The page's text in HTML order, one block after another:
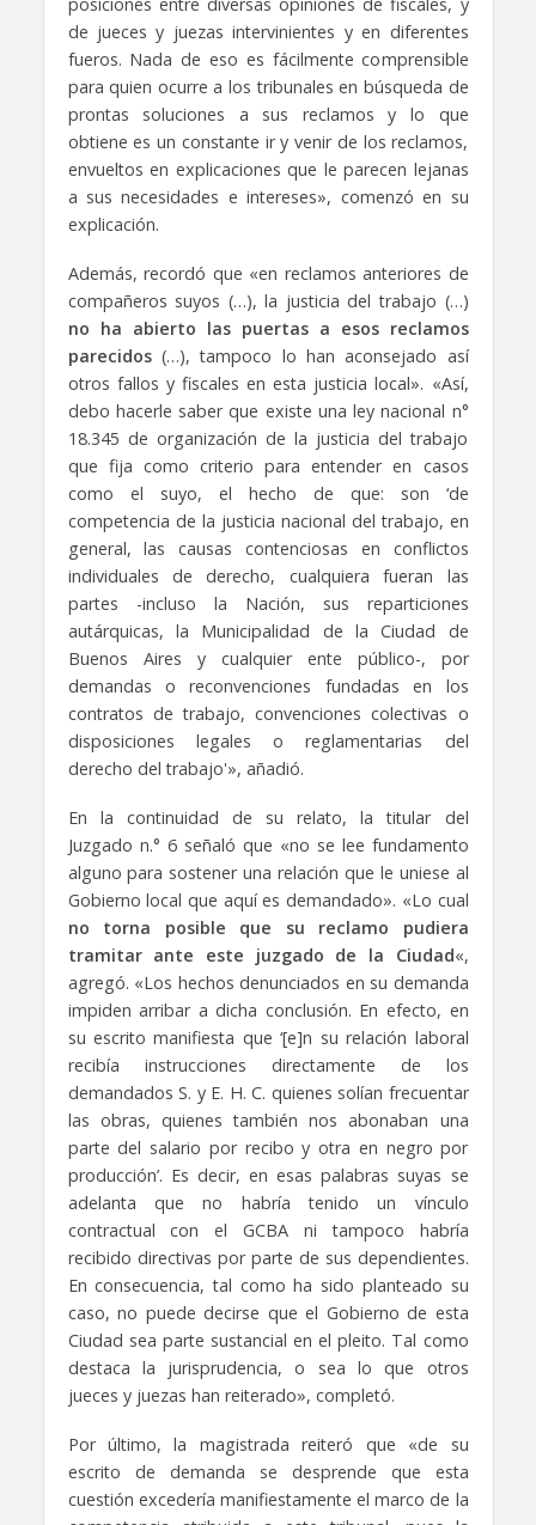
de jueces y juezas intervinientes y en diferentes
fueros. Nada de eso es fácilmente comprensible
para quien ocurre a los tribunales en búsqueda de
prontas soluciones a sus reclamos y lo que
obtiene es un constante ir y venir de los reclamos,
envueltos en explicaciones que le parecen lejanas
a sus necesidades e intereses», comenzó en su
explicación.
Además, recordó que «en reclamos anteriores de
compañeros suyos (…), la justicia del trabajo (…)
no ha abierto las puertas a esos reclamos
parecidos(…), tampoco lo han aconsejado así
otros fallos y fiscales en esta justicia local». «Así,
debo hacerle saber que existe una ley nacional n°
18.345 de organización de la justicia del trabajo
que fija como criterio para entender en casos
como el suyo, el hecho de que: son ‘de
competencia de la justicia nacional del trabajo, en
general, las causas contenciosas en conflictos
individuales de derecho, cualquiera fueran las
partes -incluso la Nación, sus reparticiones
autárquicas, la Municipalidad de la Ciudad de
Buenos Aires y cualquier ente público-, por
demandas o reconvenciones fundadas en los
contratos de trabajo, convenciones colectivas o
disposiciones legales o reglamentarias del
derecho del trabajo'», añadió.
En la continuidad de su relato, la titular del
Juzgado n.° 6 señaló que «no se lee fundamento
alguno para sostener una relación que le uniese al
Gobierno local que aquí es demandado». «Lo cual
no torna posible que su reclamo pudiera
tramitar ante este juzgado de la Ciudad«,
agregó. «Los hechos denunciados en su demanda
impiden arribar a dicha conclusión. En efecto, en
su escrito manifiesta que ‘[e]n su relación laboral
recibía instrucciones directamente de los
demandados S. y E. H. C. quienes solían frecuentar
las obras, quienes también nos abonaban una
parte del salario por recibo y otra en negro por
producción’. Es decir, en esas palabras suyas se
adelanta que no habría tenido un vínculo
contractual con el GCBA ni tampoco habría
recibido directivas por parte de sus dependientes.
En consecuencia, tal como ha sido planteado su
caso, no puede decirse que el Gobierno de esta
Ciudad sea parte sustancial en el pleito. Tal como
destaca la jurisprudencia, o sea lo que otros
jueces y juezas han reiterado», completó.
Por último, la magistrada reiteró que «de su
escrito de demanda se desprende que esta
cuestión excedería manifiestamente el marco de la